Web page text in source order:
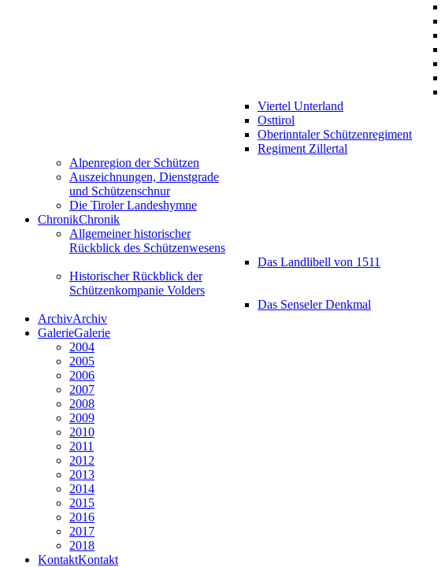
Viertel Unterland
Osttirol
Oberinntaler Schützenregiment
Regiment Zillertal
Alpenregion der Schützen
Auszeichnungen, Dienstgrade
und Schützenschnur
Die Tiroler Landeshymne
ChronikChronik
Allgemeiner historischer
Rückblick des Schützenwesens
Das Landlibell von 1511
Historischer Rückblick der
Schützenkompanie Volders
Das Senseler Denkmal
ArchivArchiv
GalerieGalerie
2004
2005
2006
2007
2008
2009
2010
2011
2012
2013
2014
2015
2016
2017
2018
KontaktKontakt